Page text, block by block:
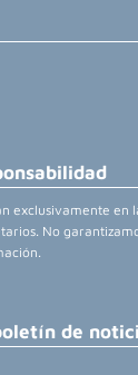
exclusivamente
No
de